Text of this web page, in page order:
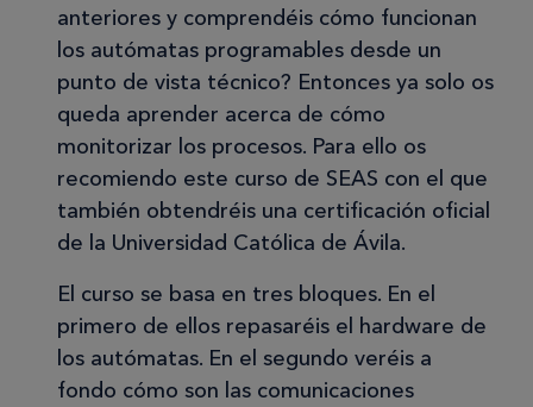
anteriores y comprendéis cómo funcionan
los autómatas programables desde un
punto de vista técnico? Entonces ya solo os
queda aprender acerca de cómo
monitorizar los procesos. Para ello os
recomiendo este curso de SEAS con el que
también obtendréis una certificación oficial
de la Universidad Católica de Ávila.
El curso se basa en tres bloques. En el
primero de ellos repasaréis el hardware de
los autómatas. En el segundo veréis a
fondo cómo son las comunicaciones